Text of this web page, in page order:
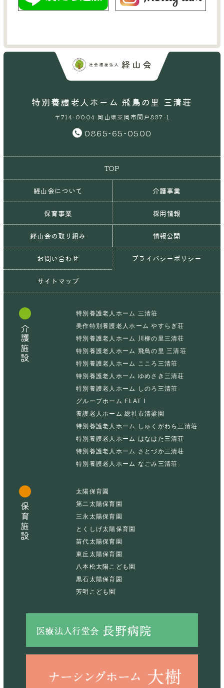
特別養護老人ホーム 飛鳥の里 三清荘
〒714-0004 岡山県笠岡市関戸837-1
0865-65-0500
TOP
経山会について 介護事業
保育事業 採用情報
経山会の取り組み 情報公開
お問い合わせ プライバシーポリシー
サイトマップ
介護施設
特別養護老人ホーム 三清荘
美作特別養護老人ホーム やすらぎ荘
特別養護老人ホーム 川柳の里三清荘
特別養護老人ホーム 飛鳥の里 三清荘
特別養護老人ホーム こころ三清荘
特別養護老人ホーム ゆめさき三清荘
特別養護老人ホーム しのろ三清荘
グループホーム FLAT I
養護老人ホーム 総社市清梁園
特別養護老人ホーム しゅくがわら三清荘
特別養護老人ホーム はなはた三清荘
特別養護老人ホーム さとづか三清荘
特別養護老人ホーム なごみ三清荘
保育施設
太陽保育園
第二太陽保育園
三永太陽保育園
とくしげ太陽保育園
苗代太陽保育園
東丘太陽保育園
八本松太陽こども園
黒石太陽保育園
芳明こども園